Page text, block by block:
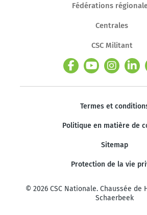
Fédérations
Centrales
CSC Militant
Termes et
Politique en matière de
Sitemap
Protection de la vie
© 2026 CSC Nationale. Chaussée de
Schaerbeek